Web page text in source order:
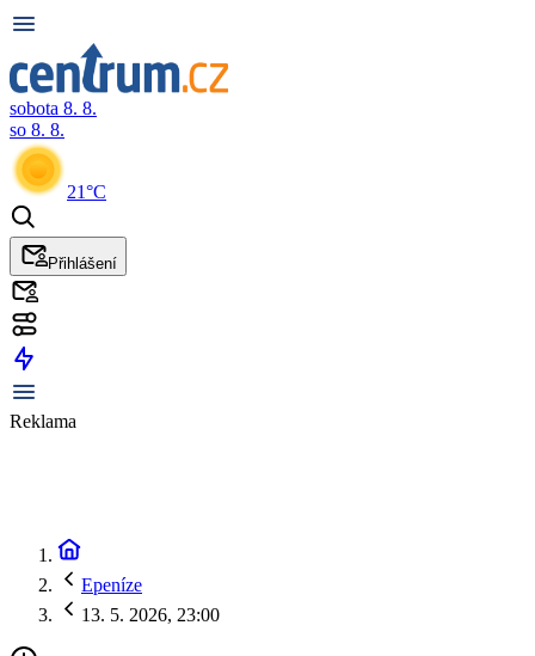
sobota 8. 8.
so 8. 8.
21°C
Přihlášení
Reklama
Epeníze
13. 5. 2026, 23:00